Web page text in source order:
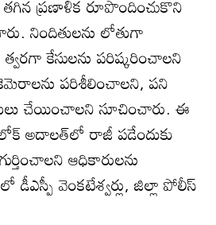
నిందితులను లోతుగా
కేసులను పరిష్కరించాలని
పరిశీలించాలని, పని
చేయించాలని సూచించారు. ఈ
అదాలత్‌లో రాజీ పడేందుకు
ఆధికారులను
వెంకటేశ్వర్లు, జిల్లా పోలీస్‌